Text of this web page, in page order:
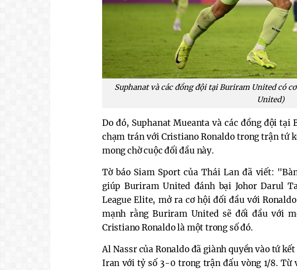
Suphanat và các đồng đội tại Buriram United có
United)
Do đó, Suphanat Mueanta và các đồng đội tại
chạm trán với Cristiano Ronaldo trong trận tứ
mong chờ cuộc đối đầu này.
Tờ báo Siam Sport của Thái Lan đã viết:
giúp Buriram United đánh bại Johor Darul
League Elite, mở ra cơ hội đối đầu với
mạnh rằng Buriram United sẽ đối đầu với
Cristiano Ronaldo là một trong số đó.
Al Nassr của Ronaldo đã giành quyền vào tứ
Iran với tỷ số 3-0 trong trận đấu vòng 1/8. Từ